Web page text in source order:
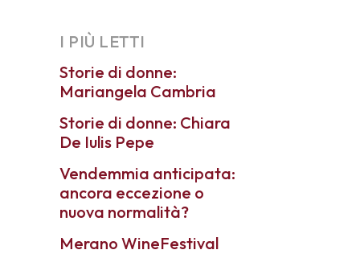
I PIÙ LETTI
Storie di donne:
Mariangela Cambria
Storie di donne: Chiara
De Iulis Pepe
Vendemmia anticipata:
ancora eccezione o
nuova normalità?
Merano WineFestival